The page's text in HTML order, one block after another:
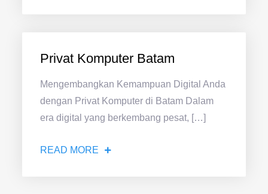
Privat Komputer Batam
Mengembangkan Kemampuan Digital Anda
dengan Privat Komputer di Batam Dalam
era digital yang berkembang pesat, […]
READ MORE